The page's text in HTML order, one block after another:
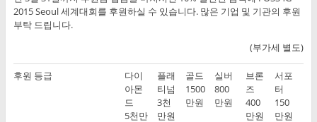
2015 Seoul 세계대회를 후원하실 수 있습니다. 많은 기업 및 기관의 후원
부탁 드립니다.
(부가세 별도)
후원 등급
다이
아몬
드
5천만
플래
티넘
3천
만원
골드
1500
만원
실버
800
만원
브론
즈
400
만원
서포
터
150
만원